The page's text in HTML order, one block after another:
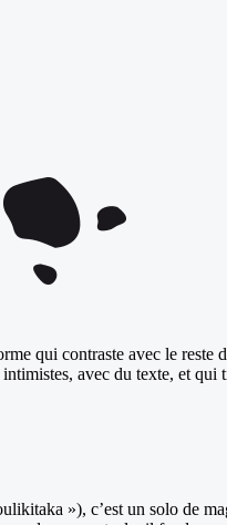
qui contraste avec le reste
avec du texte, et qui
»), c’est un solo de